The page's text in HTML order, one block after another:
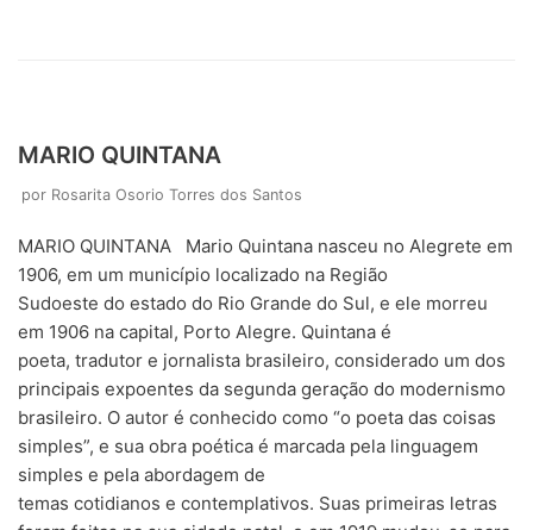
MARIO QUINTANA
por Rosarita Osorio Torres dos Santos
MARIO QUINTANA Mario Quintana nasceu no Alegrete em
1906, em um município localizado na Região
Sudoeste do estado do Rio Grande do Sul, e ele morreu
em 1906 na capital, Porto Alegre. Quintana é
poeta, tradutor e jornalista brasileiro, considerado um dos
principais expoentes da segunda geração do modernismo
brasileiro. O autor é conhecido como “o poeta das coisas
simples”, e sua obra poética é marcada pela linguagem
simples e pela abordagem de
temas cotidianos e contemplativos. Suas primeiras letras